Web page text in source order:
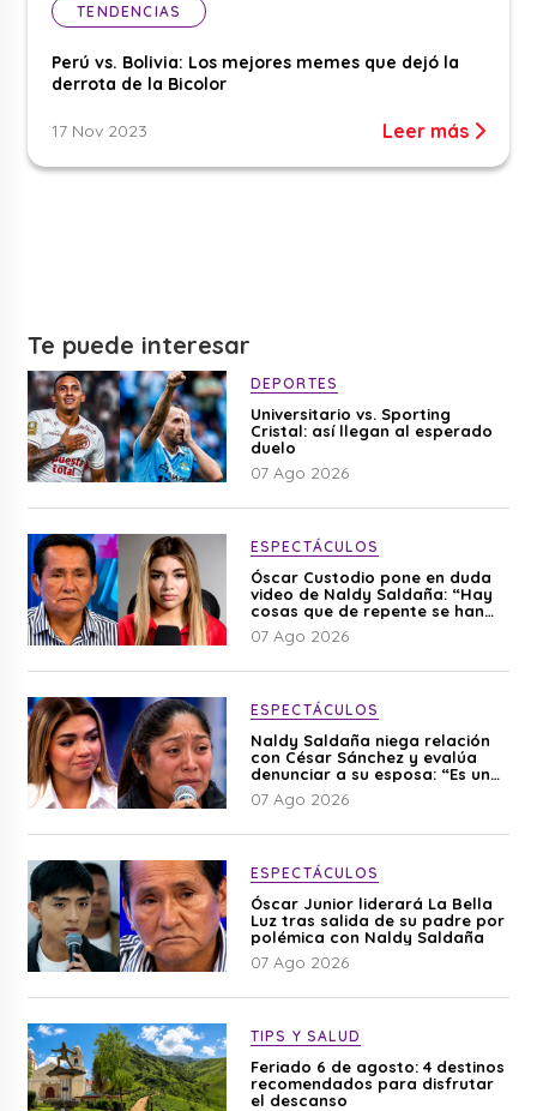
TENDENCIAS
Perú vs. Bolivia: Los mejores memes que dejó la
derrota de la Bicolor
17 Nov 2023 Leer más
Te puede interesar
DEPORTES
Universitario vs. Sporting
Cristal: así llegan al esperado
duelo
07 Ago 2026
ESPECTÁCULOS
Óscar Custodio pone en duda
video de Naldy Saldaña: “Hay
cosas que de repente se han
editado”
07 Ago 2026
ESPECTÁCULOS
Naldy Saldaña niega relación
con César Sánchez y evalúa
denunciar a su esposa: “Es una
difamación”
07 Ago 2026
ESPECTÁCULOS
Óscar Junior liderará La Bella
Luz tras salida de su padre por
polémica con Naldy Saldaña
07 Ago 2026
TIPS Y SALUD
Feriado 6 de agosto: 4 destinos
recomendados para disfrutar
el descanso